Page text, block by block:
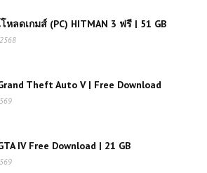
METAL GEAR
V: GROUND
หลดเกมส์ (PC) HITMAN 3 ฟรี | 51 GB
Theft Auto V | Free Download
IV Free Download | 21 GB